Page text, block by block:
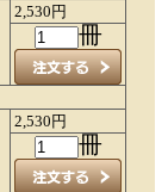
2,530円
冊
2,530円
冊